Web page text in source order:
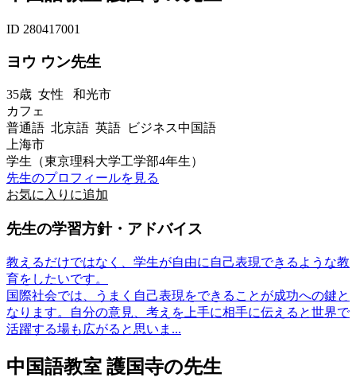
ID 280417001
ヨウ ウン先生
35歳 女性 和光市
カフェ
普通語 北京語 英語 ビジネス中国語
上海市
学生（東京理科大学工学部4年生）
先生のプロフィールを見る
お気に入りに追加
先生の学習方針・アドバイス
教えるだけではなく、学生が自由に自己表現できるような教
育をしたいです。
国際社会では、うまく自己表現をできることが成功への鍵と
なります。自分の意見、考えを上手に相手に伝えると世界で
活躍する場も広がると思いま...
中国語教室 護国寺の先生